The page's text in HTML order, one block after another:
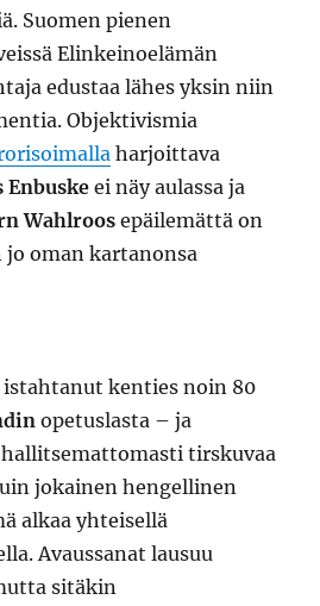
Suomen pienen
Elinkeinoelämän
edustaa lähes yksin niin
Objektivismia
harjoittava
Enbuske ei näy aulassa ja
Wahlroos epäilemättä on
oman kartanonsa
kenties noin 80
opetuslasta – ja
tirskuvaa
jokainen hengellinen
alkaa yhteisellä
Avaussanat lausuu
sitäkin